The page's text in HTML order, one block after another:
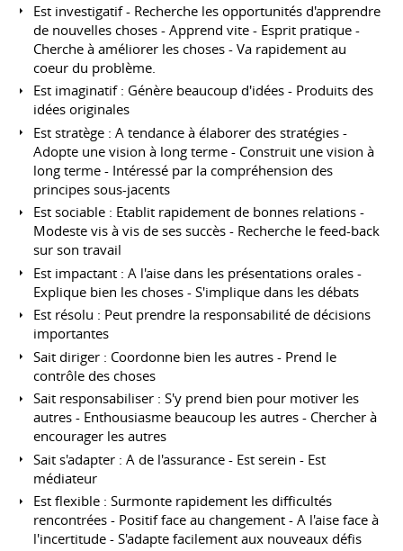
Est investigatif - Recherche les opportunités d'apprendre
de nouvelles choses - Apprend vite - Esprit pratique -
Cherche à améliorer les choses - Va rapidement au
coeur du problème.
Est imaginatif : Génère beaucoup d'idées - Produits des
idées originales
Est stratège : A tendance à élaborer des stratégies -
Adopte une vision à long terme - Construit une vision à
long terme - Intéressé par la compréhension des
principes sous-jacents
Est sociable : Etablit rapidement de bonnes relations -
Modeste vis à vis de ses succès - Recherche le feed-back
sur son travail
Est impactant : A l'aise dans les présentations orales -
Explique bien les choses - S'implique dans les débats
Est résolu : Peut prendre la responsabilité de décisions
importantes
Sait diriger : Coordonne bien les autres - Prend le
contrôle des choses
Sait responsabiliser : S'y prend bien pour motiver les
autres - Enthousiasme beaucoup les autres - Chercher à
encourager les autres
Sait s'adapter : A de l'assurance - Est serein - Est
médiateur
Est flexible : Surmonte rapidement les difficultés
rencontrées - Positif face au changement - A l'aise face à
l'incertitude - S'adapte facilement aux nouveaux défis